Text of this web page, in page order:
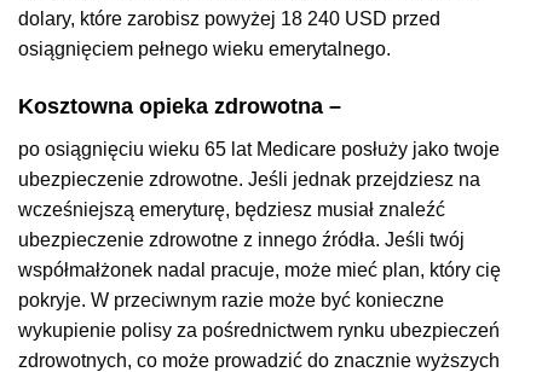
dolary, które zarobisz powyżej 18 240 USD przed
osiągnięciem pełnego wieku emerytalnego.
Kosztowna opieka zdrowotna –
po osiągnięciu wieku 65 lat Medicare posłuży jako twoje
ubezpieczenie zdrowotne. Jeśli jednak przejdziesz na
wcześniejszą emeryturę, będziesz musiał znaleźć
ubezpieczenie zdrowotne z innego źródła. Jeśli twój
współmałżonek nadal pracuje, może mieć plan, który cię
pokryje. W przeciwnym razie może być konieczne
wykupienie polisy za pośrednictwem rynku ubezpieczeń
zdrowotnych, co może prowadzić do znacznie wyższych